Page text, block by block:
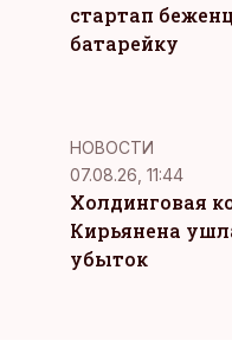
стартап
батарейку
НОВОСТИ
07.08.26, 11:44
Холдинговая
Кирьянена
убыток